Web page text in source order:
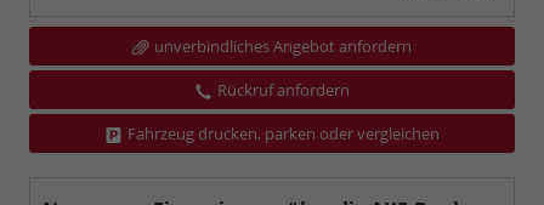
unverbindliches Angebot anfordern
Rückruf anfordern
Fahrzeug drucken, parken oder vergleichen